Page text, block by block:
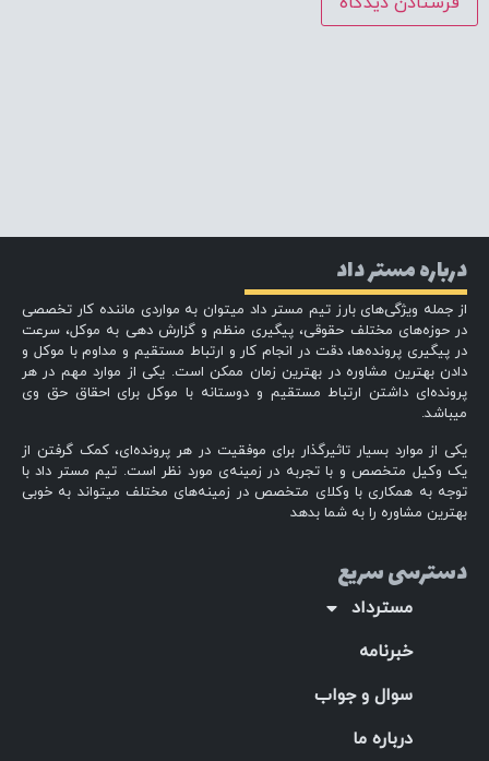
درباره مستر داد
از جمله ویژگی‌های بارز تیم مستر داد میتوان به مواردی ماننده کار تخصصی
در حوزه‌های مختلف حقوقی، پیگیری منظم و گزارش دهی به موکل، سرعت
در پیگیری پرونده‌ها، دقت در انجام کار و ارتباط مستقیم و مداوم با موکل و
دادن بهترین مشاوره در بهترین زمان ممکن است. یکی از موارد مهم در هر
پرونده‌ای داشتن ارتباط مستقیم و دوستانه با موکل برای احقاق حق وی
میباشد.
یکی از موارد بسیار تاثیرگذار برای موفقیت در هر پرونده‌ای، کمک گرفتن از
یک وکیل متخصص و با تجربه در زمینه‌ی مورد نظر است. تیم مستر داد با
توجه به همکاری با وکلای متخصص در زمینه‌های مختلف میتواند به خوبی
بهترین مشاوره را به شما بدهد
دسترسی سریع
مسترداد
خبرنامه
سوال و جواب
درباره ما